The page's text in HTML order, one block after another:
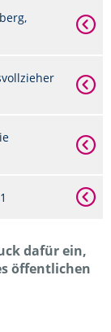
dafür ein,
öffentlichen